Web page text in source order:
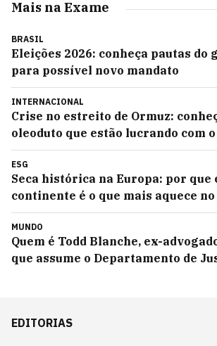
Mais na Exame
BRASIL
Eleições 2026: conheça pautas do
para possível novo mandato
INTERNACIONAL
Crise no estreito de Ormuz:
oleoduto que estão lucrando com
ESG
Seca histórica na Europa: por que
continente é o que mais aquece
MUNDO
Quem é Todd Blanche, ex-
que assume o Departamento de
EDITORIAS